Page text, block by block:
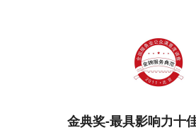
金典奖-最具影响力十